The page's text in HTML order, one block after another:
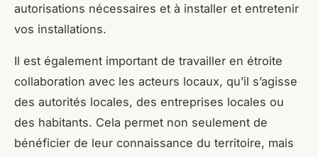
autorisations nécessaires et à installer et entretenir
vos installations.
Il est également important de travailler en étroite
collaboration avec les acteurs locaux, qu’il s’agisse
des autorités locales, des entreprises locales ou
des habitants. Cela permet non seulement de
bénéficier de leur connaissance du territoire, mais